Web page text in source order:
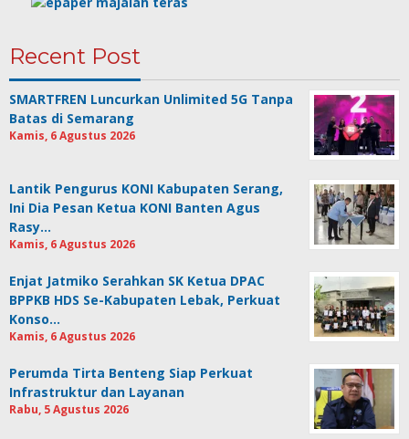
Recent Post
SMARTFREN Luncurkan Unlimited 5G Tanpa
Batas di Semarang
Kamis, 6 Agustus 2026
Lantik Pengurus KONI Kabupaten Serang,
Ini Dia Pesan Ketua KONI Banten Agus
Rasy…
Kamis, 6 Agustus 2026
Enjat Jatmiko Serahkan SK Ketua DPAC
BPPKB HDS Se-Kabupaten Lebak, Perkuat
Konso…
Kamis, 6 Agustus 2026
Perumda Tirta Benteng Siap Perkuat
Infrastruktur dan Layanan
Rabu, 5 Agustus 2026